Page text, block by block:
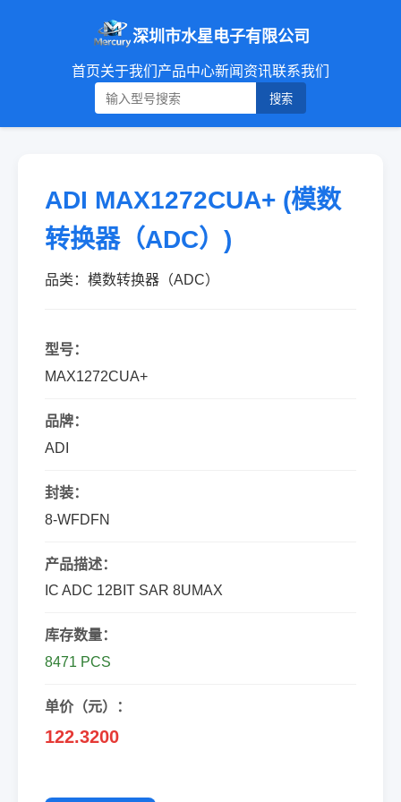
深圳市水星电子有限公司
首页关于我们 产品中心新闻资讯联系我们
搜索
ADI MAX1272CUA+ (模数
转换器（ADC）)
品类：模数转换器（ADC）
型号：
MAX1272CUA+
品牌：
ADI
封装：
8-WFDFN
产品描述：
IC ADC 12BIT SAR 8UMAX
库存数量：
8471 PCS
单价（元）：
122.3200